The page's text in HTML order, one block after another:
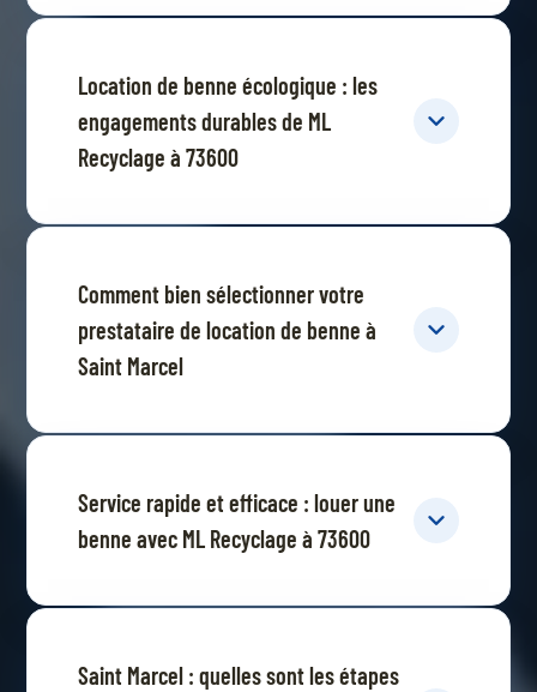
Location de benne écologique : les
engagements durables de ML
Recyclage à 73600
Comment bien sélectionner votre
prestataire de location de benne à
Saint Marcel
Service rapide et efficace : louer une
benne avec ML Recyclage à 73600
Saint Marcel : quelles sont les étapes